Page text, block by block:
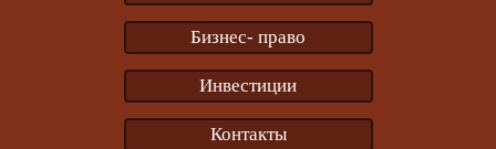
Бизнес- право
Инвестиции
Контакты